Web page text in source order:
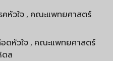
คหัวใจ , คณะแพทยศาสตร์
ดหัวใจ , คณะแพทยศาสตร์
ดล